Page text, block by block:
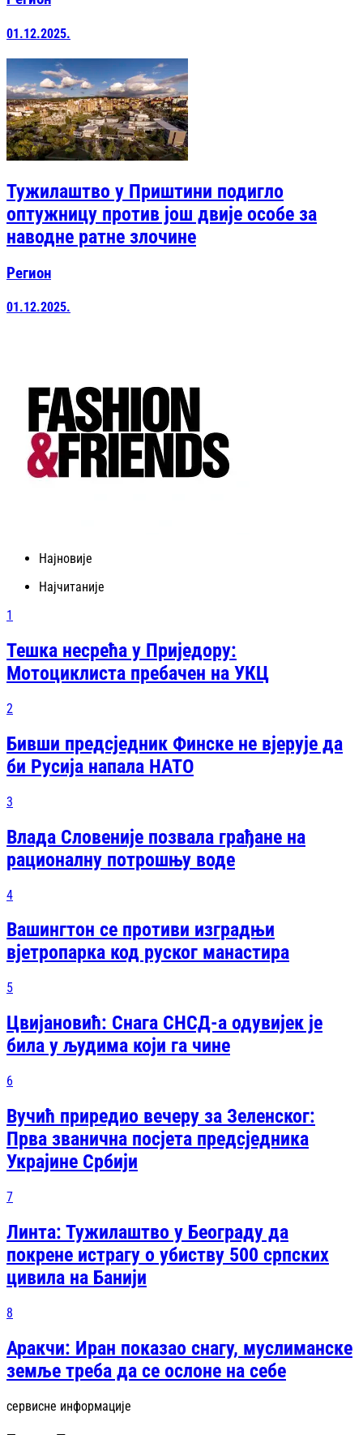
01.12.2025.
Тужилаштво у Приштини подигло
оптужницу против још двије особе за
наводне ратне злочине
Регион
01.12.2025.
Најновије
Најчитаније
1
Тешка несрећа у Приједору:
Мотоциклиста пребачен на УКЦ
2
Бивши предсједник Финске не вјерује да
би Русија напала НАТО
3
Влада Словеније позвала грађане на
рационалну потрошњу воде
4
Вашингтон се противи изградњи
вјетропарка код руског манастира
5
Цвијановић: Снага СНСД-а одувијек је
била у људима који га чине
6
Вучић приредио вечеру за Зеленског:
Прва званична посjета предсjедника
Украјине Србији
7
Линта: Тужилаштво у Београду да
покрене истрагу о убиству 500 српских
цивила на Банији
8
Аракчи: Иран показао снагу, муслиманске
земље треба да се ослоне на себе
сервисне информације